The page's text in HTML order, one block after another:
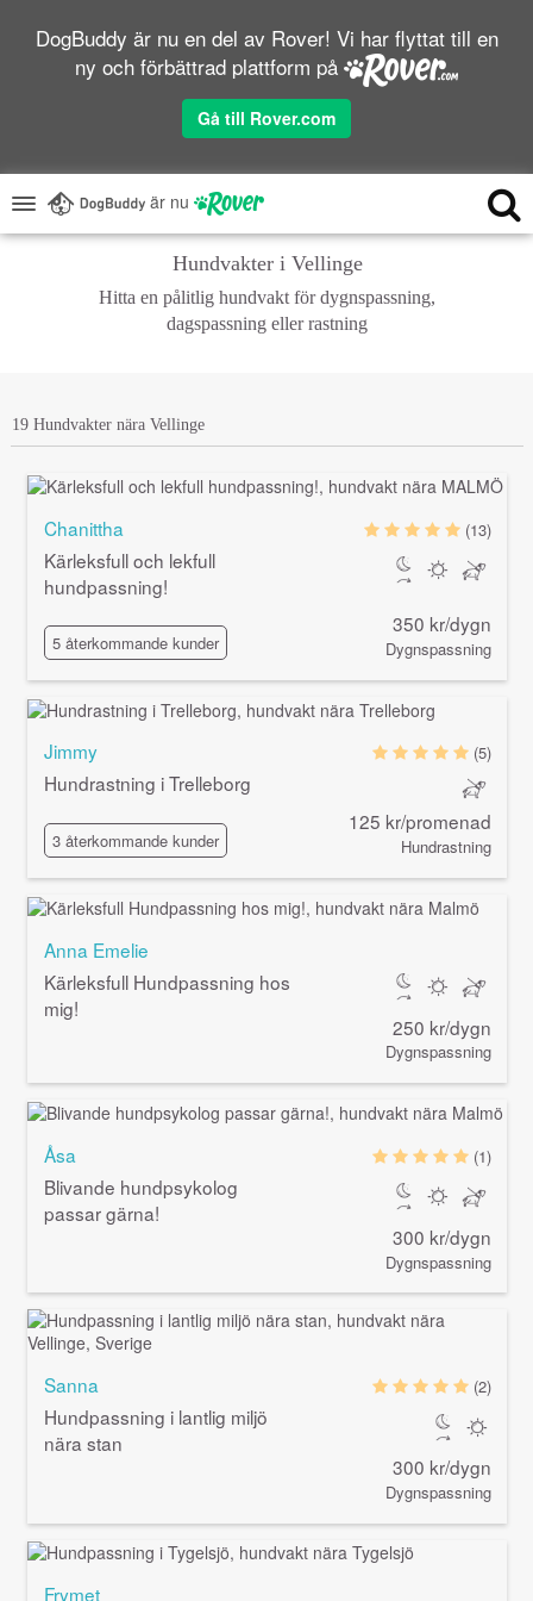
DogBuddy är nu en del av Rover! Vi har flyttat till en
ny och förbättrad plattform på
Gå till Rover.com
är nu
Hundvakter i Vellinge
Hitta en pålitlig hundvakt för dygnspassning,
dagspassning eller rastning
19 Hundvakter nära Vellinge
Chanittha
Kärleksfull och lekfull
hundpassning!
5 återkommande kunder
(13)
350 kr/dygn
Dygnspassning
Jimmy
Hundrastning i Trelleborg
3 återkommande kunder
(5)
125 kr/promenad
Hundrastning
Anna Emelie
Kärleksfull Hundpassning hos
mig!
250 kr/dygn
Dygnspassning
Åsa
Blivande hundpsykolog
passar gärna!
(1)
300 kr/dygn
Dygnspassning
Sanna
Hundpassning i lantlig miljö
nära stan
(2)
300 kr/dygn
Dygnspassning
Frymet